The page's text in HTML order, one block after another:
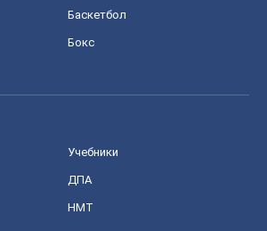
Баскетбол
Бокс
Учебники
ДПА
НМТ